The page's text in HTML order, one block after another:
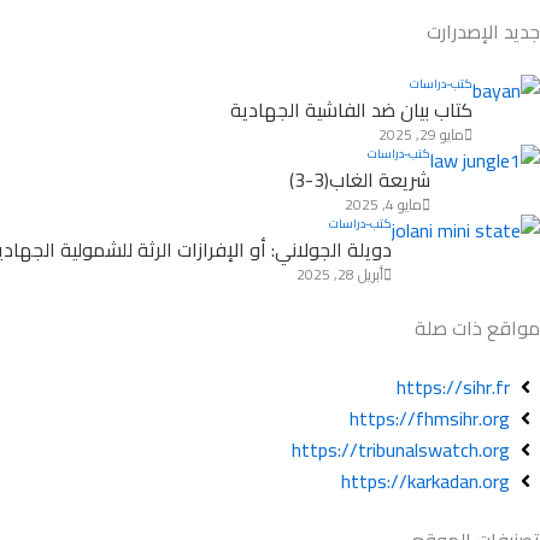
e
o
k
w
t
t
e
r
b
e
o
p
جديد الإصدرارت
كتب-دراسات
كتاب بيان ضد الفاشية الجهادية
مايو 29, 2025
كتب-دراسات
شريعة الغاب(3-3)
مايو 4, 2025
كتب-دراسات
دويلة الجولاني: أو الإفرازات الرثة للشمولية
أبريل 28, 2025
مواقع ذات صلة
https://sihr.fr
https://fhmsihr.org
https://tribunalswatch.org
https://karkadan.org